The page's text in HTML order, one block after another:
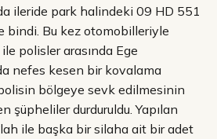
ileride park halindeki 09 HD 551
bindi. Bu kez otomobilleriyle
polisler arasında Ege
nefes kesen bir kovalama
bölgeye sevk edilmesinin
şüpheliler durduruldu. Yapılan
ile başka bir silaha ait bir adet